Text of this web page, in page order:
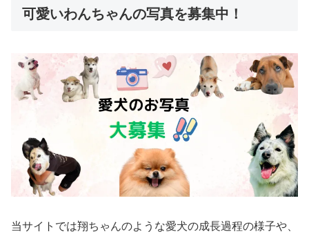
可愛いわんちゃんの写真を募集中！
当サイトでは翔ちゃんのような愛犬の成長過程の様子や、